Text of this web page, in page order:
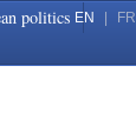
politics EN FR